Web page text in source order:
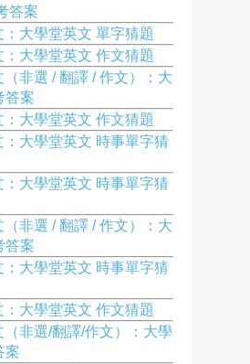
答案
：大學堂英文 單字猜題
：大學堂英文 作文猜題
非選 / 翻譯 / 作文）：大
答案
：大學堂英文 作文猜題
：大學堂英文 時事單字猜
：大學堂英文 時事單字猜
非選 / 翻譯 / 作文）：大
答案
：大學堂英文 時事單字猜
：大學堂英文 作文猜題
（非選/翻譯/作文）：大學
案